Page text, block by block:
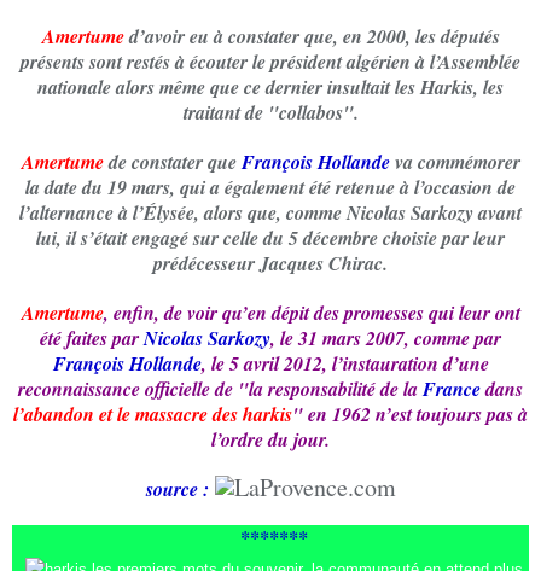
Amertumed’avoir eu à constater que, en 2000, les députés
présents sont restés à écouter le président algérien à l’Assemblée
nationale alors même que ce dernier insultait les Harkis, les
traitant de "collabos".
Amertumede constater queFrançois Hollandeva commémorer
la date du 19 mars, qui a également été retenue à l’occasion de
l’alternance à l’Élysée, alors que, comme Nicolas Sarkozy avant
lui, il s’était engagé sur celle du 5 décembre choisie par leur
prédécesseur Jacques Chirac.
Amertume, enfin, de voir qu’en dépit des promesses qui leur ont
été faites parNicolas Sarkozy, le 31 mars 2007, comme par
François Hollande, le 5 avril 2012, l’instauration d’une
reconnaissance officielle de "la responsabilité de laFrancedans
l’abandon et le massacre des harkis" en 1962 n’est toujours pas à
l’ordre du jour.
source :
*******